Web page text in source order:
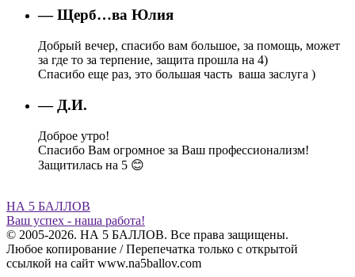
— Щерб…ва Юлия
Добрый вечер, спасибо вам большое, за помощь, может
за где то за терпение, защита прошла на 4)
Спасибо еще раз, это большая часть ваша заслуга )
— Д.И.
Доброе утро!
Спасибо Вам огромное за Ваш профессионализм!
Защитилась на 5 😊
НА 5 БАЛЛОВ
Ваш успех - наша работа!
© 2005-2026. НА 5 БАЛЛОВ. Все права защищены.
Любое копирование / Перепечатка только с открытой
ссылкой на сайт www.na5ballov.com